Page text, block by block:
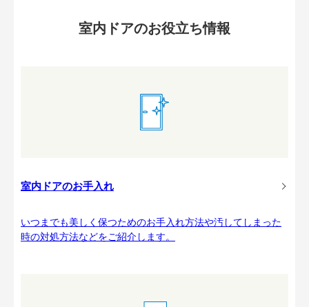
室内ドアのお役立ち情報
室内ドアのお手入れ
いつまでも美しく保つためのお手入れ方法や汚してしまった
時の対処方法などをご紹介します。